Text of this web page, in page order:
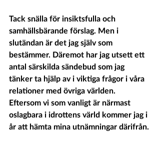
Tack snälla för insiktsfulla och
samhällsbärande förslag. Men i
slutändan är det jag själv som
bestämmer. Däremot har jag utsett ett
antal särskilda sändebud som jag
tänker ta hjälp av i viktiga frågor i våra
relationer med övriga världen.
Eftersom vi som vanligt är närmast
oslagbara i idrottens värld kommer jag i
år att hämta mina utnämningar därifrån.